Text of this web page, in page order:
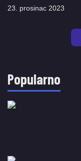
23. prosinac 2023
Popularno